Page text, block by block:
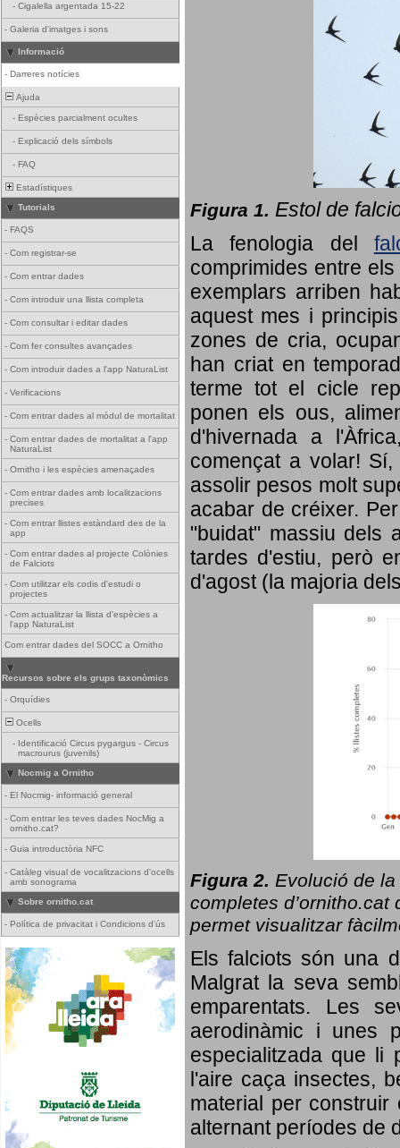
- Cigalella argentada 15-22
- Galeria d'imatges i sons
Informació
- Darreres notícies
Ajuda
- Espècies parcialment ocultes
- Explicació dels símbols
- FAQ
Estadístiques
Tutorials
- FAQS
- Com registrar-se
- Com entrar dades
- Com introduir una llista completa
- Com consultar i editar dades
- Com fer consultes avançades
- Com introduir dades a l'app NaturaList
- Verificacions
- Com entrar dades al mòdul de mortalitat
- Com entrar dades de mortalitat a l'app
NaturaList
- Ornitho i les espècies amenaçades
- Com entrar dades amb localitzacions
precises
- Com entrar llistes estàndard des de la
app
- Com entrar dades al projecte Colònies
de Falciots
- Com utilitzar els codis d'estudi o
projectes
- Com actualitzar la llista d'espècies a
l'app NaturaList
Com entrar dades del SOCC a Ornitho
Recursos sobre els grups taxonòmics
- Orquídies
Ocells
- Identificació Circus pygargus - Circus
macrourus (juvenils)
Nocmig a Ornitho
- El Nocmig- informació general
- Com entrar les teves dades NocMig a
ornitho.cat?
- Guia introductòria NFC
- Catàleg visual de vocalitzacions d'ocells
amb sonograma
Sobre ornitho.cat
- Política de privacitat i Condicions d'ús
Figura 1. Estol de
La fenologia del
comprimides entre
exemplars arriben
aquest mes i
zones de cria,
han criat en
terme tot el cicle
ponen els ous,
d'hivernada a
començat a volar!
assolir pesos molt
acabar de créixer.
"buidat" massiu dels
tardes d'estiu, però
d'agost (la majoria
Figura 2. Evolució de la
completes d’ornitho.cat
permet visualitzar
Els falciots són una
Malgrat la seva
emparentats. Les
aerodinàmic i unes
especialitzada que li
l'aire caça insectes,
material per
alternant períodes de